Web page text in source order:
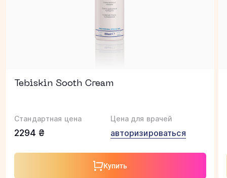
Tebiskin Sooth Cream
Стандартная цена
2294 ₴
Цена для врачей
авторизироваться
Купить